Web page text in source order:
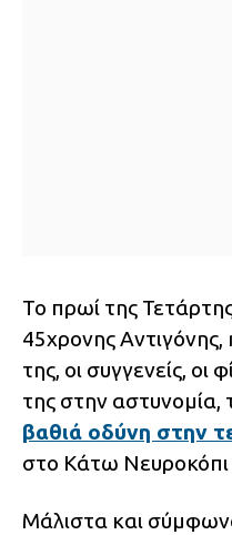
Το πρωί της
45χρονης
της, οι συγγενείς, οι
της στην αστυνομία,
βαθιά οδύνη στην
στο Κάτω
Μάλιστα και